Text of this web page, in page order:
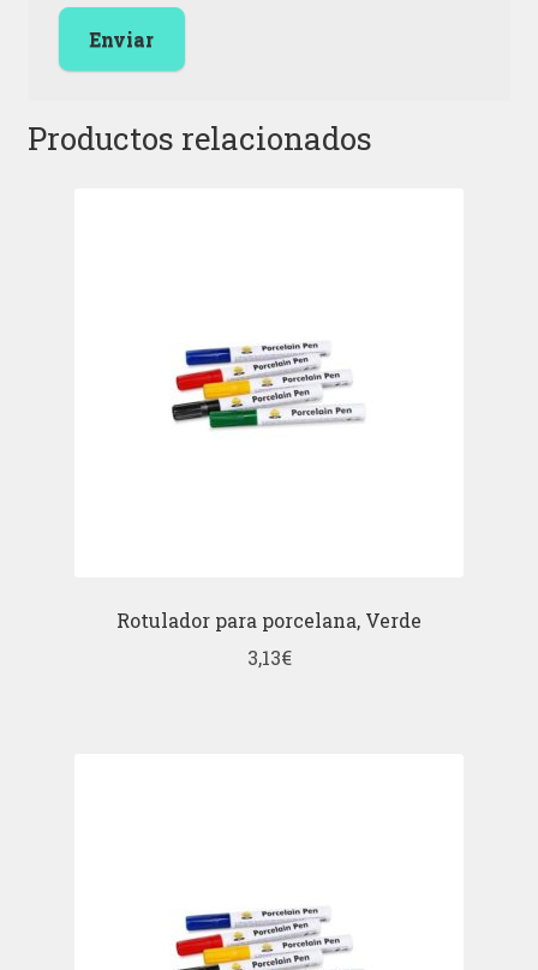
Productos relacionados
Rotulador para porcelana, Verde
3,13€